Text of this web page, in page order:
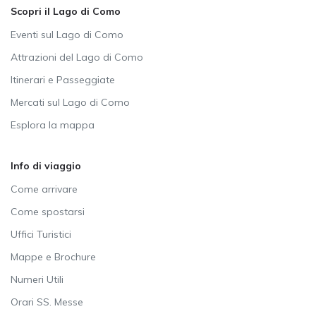
Scopri il Lago di Como
Eventi sul Lago di Como
Attrazioni del Lago di Como
Itinerari e Passeggiate
Mercati sul Lago di Como
Esplora la mappa
Info di viaggio
Come arrivare
Come spostarsi
Uffici Turistici
Mappe e Brochure
Numeri Utili
Orari SS. Messe